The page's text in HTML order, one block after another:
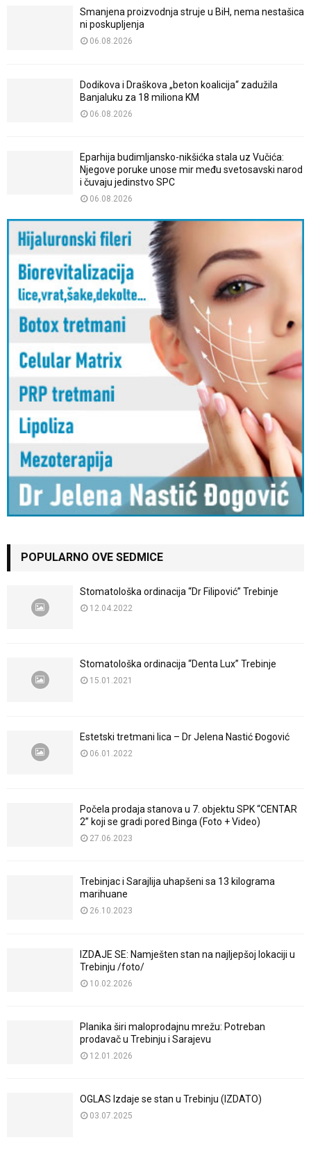
Smanjena proizvodnja struje u BiH, nema nestašica
ni poskupljenja
06.08.2026
Dodikova i Draškova „beton koalicija“ zadužila
Banjaluku za 18 miliona KM
06.08.2026
Eparhija budimljansko-nikšićka stala uz Vučića:
Njegove poruke unose mir među svetosavski narod
i čuvaju jedinstvo SPC
06.08.2026
POPULARNO OVE SEDMICE
Stomatološka ordinacija “Dr Filipović” Trebinje
12.04.2022
Stomatološka ordinacija “Denta Lux” Trebinje
15.01.2021
Estetski tretmani lica – Dr Jelena Nastić Đogović
06.01.2022
Počela prodaja stanova u 7. objektu SPK “CENTAR
2” koji se gradi pored Binga (Foto + Video)
27.06.2023
Trebinjac i Sarajlija uhapšeni sa 13 kilograma
marihuane
26.10.2023
IZDAJE SE: Namješten stan na najljepšoj lokaciji u
Trebinju /foto/
10.02.2026
Planika širi maloprodajnu mrežu: Potreban
prodavač u Trebinju i Sarajevu
12.01.2026
OGLAS Izdaje se stan u Trebinju (IZDATO)
03.07.2025